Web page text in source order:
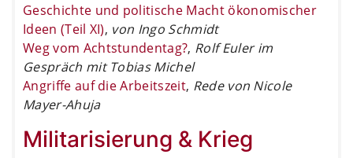
Geschichte und politische Macht ökonomischer
Ideen (Teil XI), von Ingo Schmidt
Weg vom Achtstundentag?, Rolf Euler im
Gespräch mit Tobias Michel
Angriffe auf die Arbeitszeit, Rede von Nicole
Mayer-Ahuja
Militarisierung & Krieg